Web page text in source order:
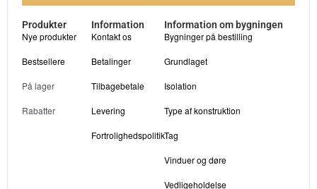
Produkter
Nye produkter
Bestsellere
På lager
Rabatter
Information
Kontakt os
Betalinger
Tilbagebetale
Levering
Fortrolighedspolitik
Information om bygningen
Bygninger på bestilling
Grundlaget
Isolation
Type af konstruktion
Tag
Vinduer og døre
Vedligeholdelse